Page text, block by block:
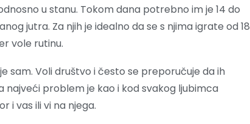
u stanu. Tokom dana potrebno im je 14 do
jutra. Za njih je idealno da se s njima igrate od 18
vole rutinu.
sam. Voli društvo i često se preporučuje da ih
najveći problem je kao i kod svakog ljubimca
i vas ili vi na njega.